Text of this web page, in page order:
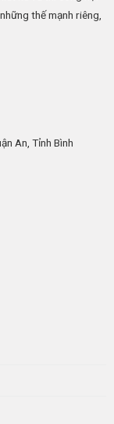
thế mạnh riêng,
An, Tỉnh Bình